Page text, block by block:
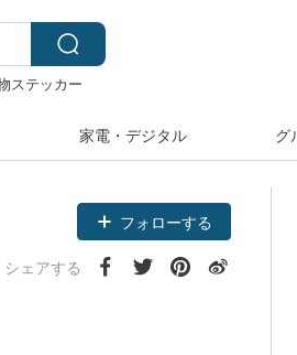
ステッカー
家電・デジタル グ
フォローする
シェアする